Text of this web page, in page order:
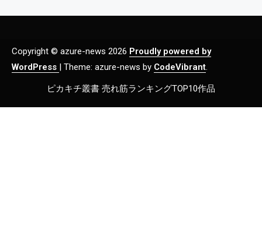
Copyright © azure-news 2026 Proudly powered by
WordPress | Theme: azure-news by CodeVibrant.
ピカキチ叢書 売れ筋ランキングTOP10作品